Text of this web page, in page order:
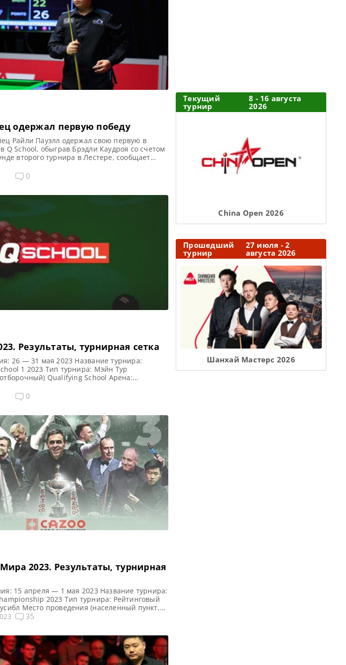
одержал первую победу
Райли Пауэлл одержал свою первую в
Q School, обыграв Брэдли Каудроя со счетом
второго турнира в Лестере, сообщает
сетка Пауэлл дебютировал в мировом
Shoot-out ранее в этом году и […]
0
Результаты, турнирная сетка
26 — 31 мая 2023 Название турнира:
1 2023 Тип турнира: Мэйн Тур
Qualifying School Арена:
Англия, Великобритания Победитель
— Все новости и результаты Q School
0
2023. Результаты, турнирная
15 апреля — 1 мая 2023 Название турнира:
2023 Тип турнира: Рейтинговый
Место проведения (населенный пункт,
Англия, Великобритания Победитель
и опросы Чемпионата Мира 2023
Чемпионата […]
35
Текущий
турнир
8 - 16 августа
2026
Сhina Open 2026
Прошедший
турнир
27 июля - 2
августа 2026
Шанхай Мастерс 2026